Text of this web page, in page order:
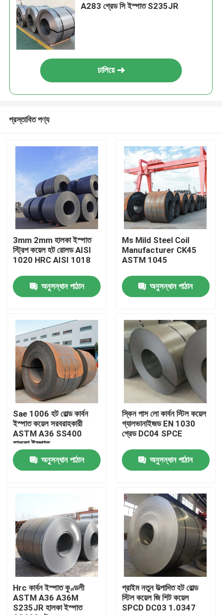
আমাদের সম্পর্কে
পরিচিতি
পণ্য
স্টেইনলেস স্টীল বৃত্তাকার টিউব
স্টেইনলেস স্টীল কুণ্ডলী
এসএস স্কয়ার টিউব
বিজোড় স্টেইনলেস স্টীল পাইপ
স্টেইনলেস স্টীল ফালা
A283 গ্রেড সি ইস্পাত S235JR
চালিয়ে
প্রস্তাবিত পণ্য
3mm 2mm হালকা ইস্পাত
স্ট্রিপ কয়েল হট রোলড AISI
1020 HRC AISI 1018
অনুসন্ধান পাঠান
Ms Mild Steel Coil
Manufacturer CK45
ASTM 1045
অনুসন্ধান পাঠান
Sae 1006 হট রোল্ড কার্বন
ইস্পাত কয়েল সরবরাহকারী
ASTM A36 SS400
হালকা ইস্পাত
অনুসন্ধান পাঠান
স্কিন পাস লো কার্বন স্টিল কয়েল
গ্যালভানাইজড EN 1030
গ্রেড DC04 SPCE
অনুসন্ধান পাঠান
Hrc কার্বন ইস্পাত কুণ্ডলী
ASTM A36 A36M
S235JR হালকা ইস্পাত
প্রাইম নতুন উত্পাদিত হট রোল্ড
স্টিল কয়েল জি শিট কয়েল
SPCD DC03 1.0347